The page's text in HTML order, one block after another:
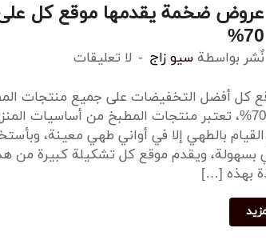
عروض ضخمة يقدمها موقع كل
70%
نٌشر بواسطة سيو زاج لا تعليقات
كل أفضل التخفيضات على جميع منتجات
أكثر من 70%، تعتبر منتجات المطبخ من أساسيات
بالطهي إلا في أواني طهي معينة،
بسهولة، ويقدم موقع كل تشكيلة كبيرة من
بهذه […]